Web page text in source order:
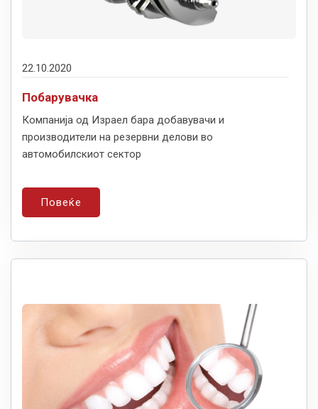
22.10.2020
Побарувачка
Компанија од Израел бара добавувачи и
производители на резервни делови во
автомобилскиот сектор
Повеќе